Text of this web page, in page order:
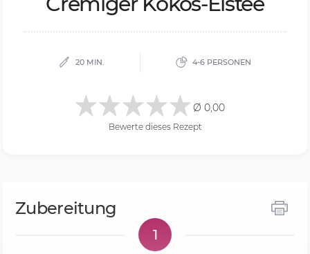
20 MIN. 4-6 PERSONEN
Ø 0,00
Bewerte dieses Rezept
Zubereitung
1